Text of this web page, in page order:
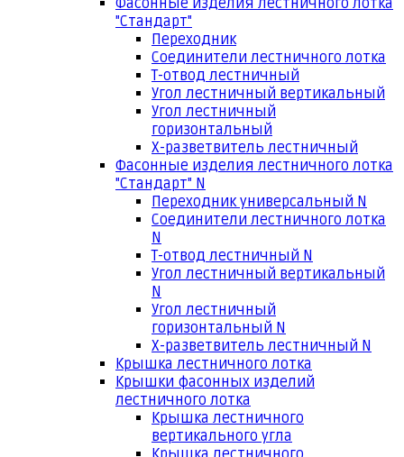
Фасонные изделия лестничного лотка
"Стандарт"
Переходник
Соединители лестничного лотка
Т-отвод лестничный
Угол лестничный вертикальный
Угол лестничный
горизонтальный
Х-разветвитель лестничный
Фасонные изделия лестничного лотка
"Стандарт" N
Переходник универсальный N
Соединители лестничного лотка
N
Т-отвод лестничный N
Угол лестничный вертикальный
N
Угол лестничный
горизонтальный N
Х-разветвитель лестничный N
Крышка лестничного лотка
Крышки фасонных изделий
лестничного лотка
Крышка лестничного
вертикального угла